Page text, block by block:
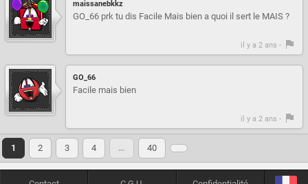
maissanebkkz
GO_66 prk tu dis Facile Mais bien a quoi il sert le MAIS ?
il y a 2 ans -
GO_66
Facile mais bien
il y a 2 ans -
1 2 3 4 … 40